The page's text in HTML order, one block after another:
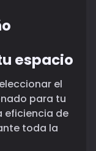
espacio
el
para tu
eficiencia de
toda la